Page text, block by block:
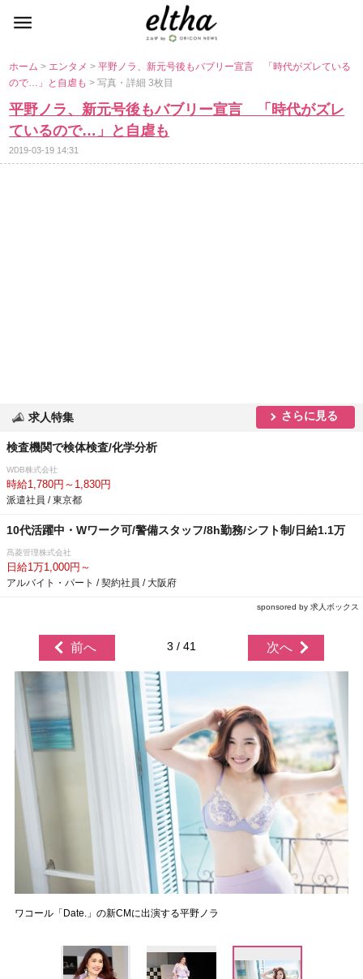
ホーム> エンタメ>平野ノラ、新元号後もバブリー宣言 「時代がズレている
ので…」と自虐も> 写真・詳細 3枚目
平野ノラ、新元号後もバブリー宣言 「時代がズレ
ているので…」と自虐も
2019-03-19 14:31
求人特集 さらに見る
検査機関で検体検査/化学分析
WDB株式会社
時給1,780円～1,830円
派遣社員 / 東京都
10代活躍中・Wワーク可/警備スタッフ/8h勤務/シフト制/日給1.1万
髙菱管理株式会社
日給1万1,000円～
アルバイト・パート / 契約社員 / 大阪府
sponsored by 求人ボックス
前へ 3 / 41 次へ
ワコール「Date.」の新CMに出演する平野ノラ